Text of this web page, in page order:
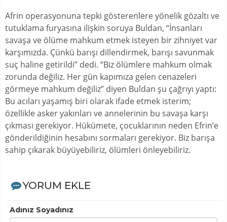
Afrin operasyonuna tepki gösterenlere yönelik gözaltı ve
tutuklama furyasına ilişkin soruya Buldan, “İnsanları
savaşa ve ölüme mahkum etmek isteyen bir zihniyet var
karşımızda. Çünkü barışı dillendirmek, barışı savunmak
suç haline getirildi” dedi. “Biz ölümlere mahkum olmak
zorunda değiliz. Her gün kapımıza gelen cenazeleri
görmeye mahkum değiliz” diyen Buldan şu çağrıyı yaptı:
Bu acıları yaşamış biri olarak ifade etmek isterim;
özellikle asker yakınları ve annelerinin bu savaşa karşı
çıkması gerekiyor. Hükümete, çocuklarının neden Efrin’e
gönderildiğinin hesabını sormaları gerekiyor. Biz barışa
sahip çıkarak büyüyebiliriz, ölümleri önleyebiliriz.
YORUM EKLE
Adınız Soyadınız